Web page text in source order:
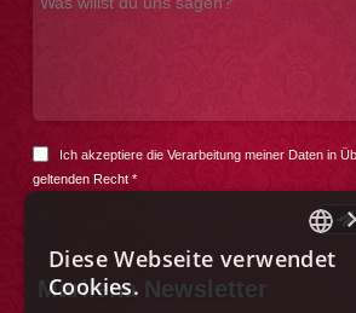
Ich akzeptiere die Verarbeitung meiner Daten in
geltenden Recht*
Marilena Newsletter
ITALIAN
Diese Webseite verwendet
Cookies.